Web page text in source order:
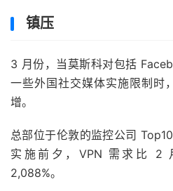
镇压
3 月份，当莫斯科对包括
一些外国社交媒体实施限制时
增。
总部位于伦敦的监控公司
实施前夕，VPN 需求比 2
2,088%。